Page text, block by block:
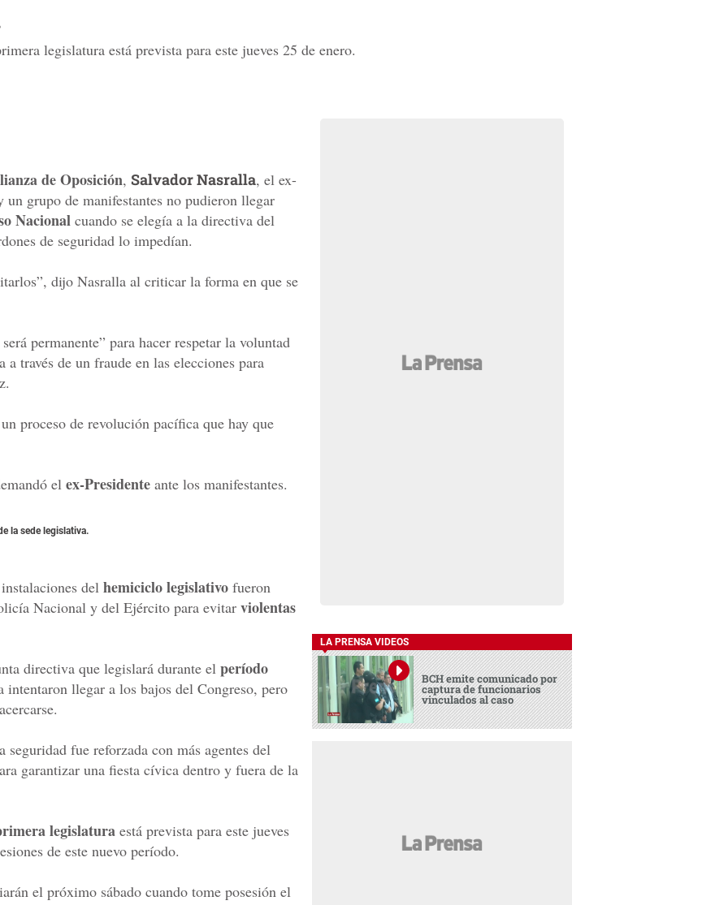
legislatura está prevista para este jueves 25 de enero.
de Oposición, Salvador Nasralla, el ex-
un grupo de manifestantes no pudieron llegar
Nacional cuando se elegía a la directiva del
de seguridad lo impedían.
dijo Nasralla al criticar la forma en que se
permanente” para hacer respetar la voluntad
través de un fraude en las elecciones para
proceso de revolución pacífica que hay que
el ex-Presidente ante los manifestantes.
la sede legislativa.
del hemiciclo legislativo fueron
Nacional y del Ejército para evitar violentas
directiva que legislará durante el período
llegar a los bajos del Congreso, pero
fue reforzada con más agentes del
garantizar una fiesta cívica dentro y fuera de la
legislatura está prevista para este jueves
de este nuevo período.
el próximo sábado cuando tome posesión el
LA PRENSA VIDEOS
BCH emite comunicado por
captura de funcionarios
vinculados al caso